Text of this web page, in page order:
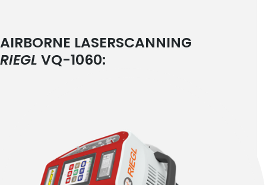
AIRBORNE LASERSCANNING
RIEGL VQ-1060: